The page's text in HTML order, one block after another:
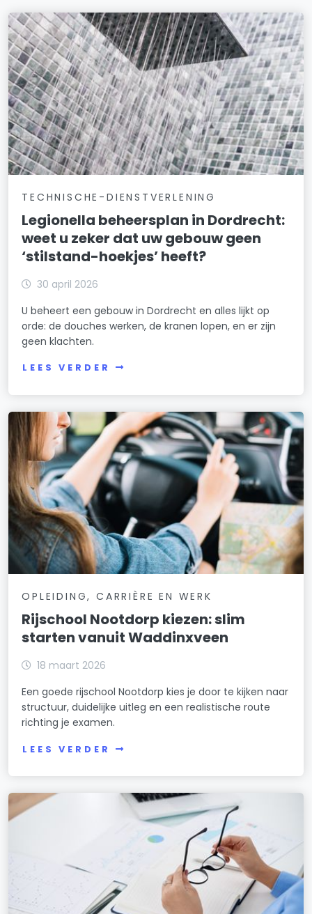
TECHNISCHE-DIENSTVERLENING
Legionella beheersplan in Dordrecht:
weet u zeker dat uw gebouw geen
‘stilstand-hoekjes’ heeft?
30 april 2026
U beheert een gebouw in Dordrecht en alles lijkt op
orde: de douches werken, de kranen lopen, en er zijn
geen klachten.
LEES VERDER
OPLEIDING, CARRIÈRE EN WERK
Rijschool Nootdorp kiezen: slim
starten vanuit Waddinxveen
18 maart 2026
Een goede rijschool Nootdorp kies je door te kijken naar
structuur, duidelijke uitleg en een realistische route
richting je examen.
LEES VERDER